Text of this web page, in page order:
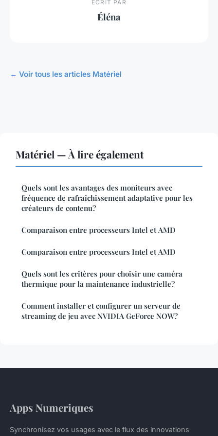
ECRIT PAR
Éléna
← Voir tous les articles Matériel
Matériel — À lire également
Quels sont les avantages des moniteurs avec
fréquence de rafraîchissement adaptative pour les
créateurs de contenu?
Comparaison entre processeurs Intel et AMD
Comparaison entre processeurs Intel et AMD
Quels sont les critères pour choisir une caméra
thermique pour la maintenance industrielle?
Comment installer et configurer un serveur de
streaming de jeu avec NVIDIA GeForce NOW?
Apps Numeriques
Synchronisez vos usages avec le flux des innovations